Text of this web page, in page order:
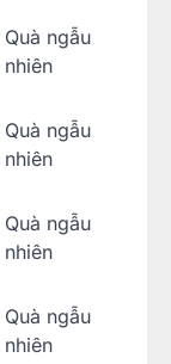
Quà ngẫu
nhiên
Quà ngẫu
nhiên
Quà ngẫu
nhiên
Quà ngẫu
nhiên